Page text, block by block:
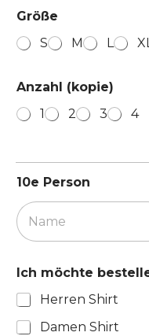
Größe
S
M L XL
Anzahl (kopie)
1
2 3 4
10e Person
Herren Shirt
Damen Shirt